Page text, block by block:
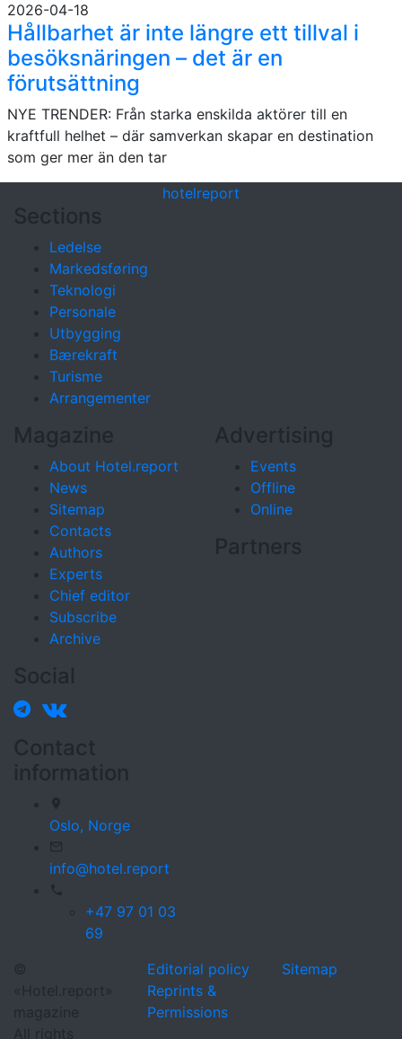
2026-04-18
Hållbarhet är inte längre ett tillval i
besöksnäringen – det är en
förutsättning
NYE TRENDER: Från starka enskilda aktörer till en
kraftfull helhet – där samverkan skapar en destination
som ger mer än den tar
hotelreport
Sections
Ledelse
Markedsføring
Teknologi
Personale
Utbygging
Bærekraft
Turisme
Arrangementer
Magazine
About Hotel.report
News
Sitemap
Contacts
Authors
Experts
Chief editor
Subscribe
Archive
Advertising
Events
Offline
Online
Partners
Social
Contact
information
Oslo, Norge
info@hotel.report
+47 97 01 03
69
©
«Hotel.report»
magazine
All rights
Editorial policy
Reprints &
Permissions
Sitemap